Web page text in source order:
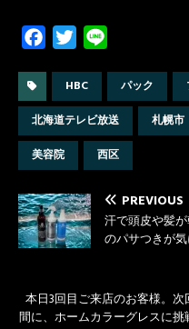
e
b
o
k
i
t
t
e
HBC パック
北海道テレビ放送
札幌市
美容院
西区
PREVIOUS
汗で頭皮や髪
のパサつきが気
本日3回目ご来店のお客様。
間に、ホームカラーグレスに挑